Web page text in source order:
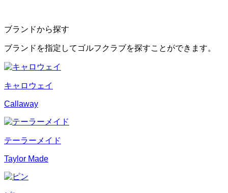
ブランドから探す
ブランドを指定してゴルフクラブを探すことができます。
キャロウェイ
Callaway
テーラーメイド
Taylor Made